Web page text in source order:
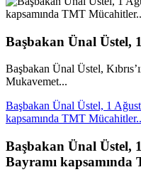
Başbakan Ünal Üstel,
Başbakan Ünal Üstel,
Mukavemet...
Başbakan Ünal Üstel, 1
kapsamında TMT
Başbakan Ünal Üstel,
Bayramı